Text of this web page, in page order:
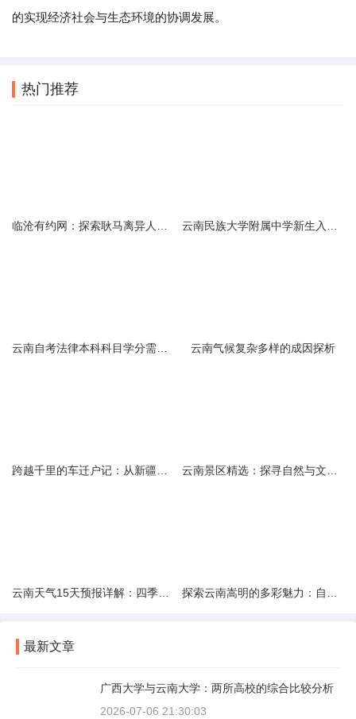
的实现经济社会与生态环境的协调发展。
热门推荐
云南气候复杂多样的成因探析
最新文章
广西大学与云南大学：两所高校的综合比较分析
2026-07-06 21:30:03